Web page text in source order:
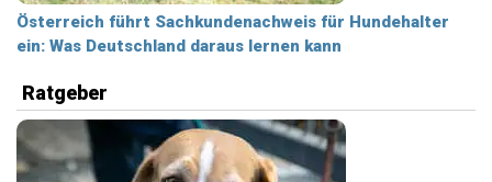
Österreich führt Sachkundenachweis für Hundehalter
ein: Was Deutschland daraus lernen kann
Ratgeber